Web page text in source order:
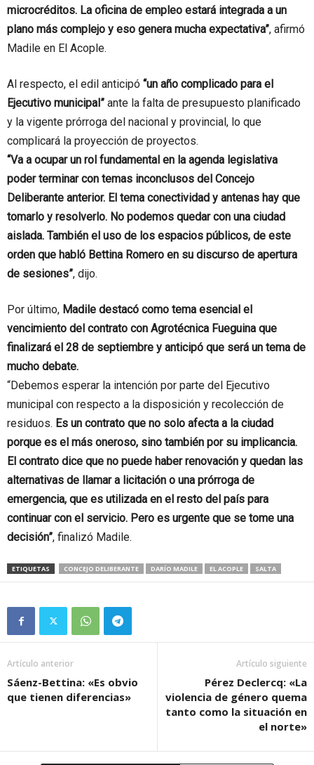
microcréditos. La oficina de empleo estará integrada a un
plano más complejo y eso genera mucha expectativa”, afirmó
Madile en El Acople.
Al respecto, el edil anticipó “un año complicado para el
Ejecutivo municipal” ante la falta de presupuesto planificado
y la vigente prórroga del nacional y provincial, lo que
complicará la proyección de proyectos.
“Va a ocupar un rol fundamental en la agenda legislativa
poder terminar con temas inconclusos del Concejo
Deliberante anterior. El tema conectividad y antenas hay que
tomarlo y resolverlo. No podemos quedar con una ciudad
aislada. También el uso de los espacios públicos, de este
orden que habló Bettina Romero en su discurso de apertura
de sesiones”, dijo.
Por último, Madile destacó como tema esencial el
vencimiento del contrato con Agrotécnica Fueguina que
finalizará el 28 de septiembre y anticipó que será un tema de
mucho debate.
“Debemos esperar la intención por parte del Ejecutivo
municipal con respecto a la disposición y recolección de
residuos. Es un contrato que no solo afecta a la ciudad
porque es el más oneroso, sino también por su implicancia.
El contrato dice que no puede haber renovación y quedan las
alternativas de llamar a licitación o una prórroga de
emergencia, que es utilizada en el resto del país para
continuar con el servicio. Pero es urgente que se tome una
decisión”, finalizó Madile.
ETIQUETAS CONCEJO DELIBERANTE DARÍO MADILE EL ACOPLE SALTA
Artículo anterior
Sáenz-Bettina: «Es obvio
que tienen diferencias»
Artículo siguiente
Pérez Declercq: «La
violencia de género quema
tanto como la situación en
el norte»